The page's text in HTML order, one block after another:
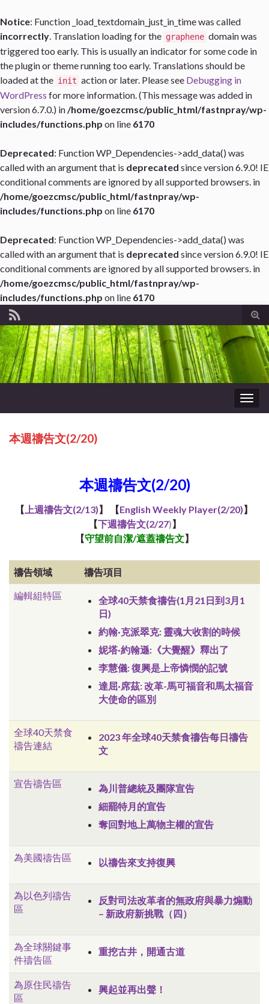
Notice: Function _load_textdomain_just_in_time was called
incorrectly. Translation loading for the graphene domain was
triggered too early. This is usually an indicator for some code in
the plugin or theme running too early. Translations should be
loaded at the init action or later. Please see Debugging in
WordPress for more information. (This message was added in
version 6.7.0.) in/home/goezcmsc/public_html/fastnpray/wp-
includes/functions.php on line 6170
Deprecated: Function WP_Dependencies->add_data() was
called with an argument that is deprecated since version 6.9.0! IE
conditional comments are ignored by all supported browsers. in
/home/goezcmsc/public_html/fastnpray/wp-
includes/functions.php on line 6170
Deprecated: Function WP_Dependencies->add_data() was
called with an argument that is deprecated since version 6.9.0! IE
conditional comments are ignored by all supported browsers. in
/home/goezcmsc/public_html/fastnpray/wp-
includes/functions.php on line 6170
本週禱告文(2/20)
本週禱告文(2/20)
【 上週禱告文(2/13)】 【English Weekly Player(2/20)】
【下週禱告文(2/27)】
【守望前自潔/遮蓋禱告文】
禱告領域 禱告項目
編輯組特區
全球40天禁食禱告(1月21日到3月1
日)
約翰·克派翠克: 靈魂大收割的時候
妮塔·約翰遜:《大覺醒》釋出了
李慧儀: 復興是上帝憐憫的記號
達屈·席茲: 改革-馬可福音和馬太福音
大使命的區別
全球40天禁食
禱告連結
2023 年全球40天禁食禱告每日禱告
文
宣告禱告區
為川普總統及團隊宣告
細罷特月的宣告
奪回對地上萬物主權的宣告
為美國禱告區 以禱告來支持復興
為以色列禱告
區
反對司法改革者的無政府與暴力煽動
– 新政府新挑戰（四）
為全球關鍵事
件禱告區
重挖古井，開通古道
為原住民禱告
區
興起並再出聲！